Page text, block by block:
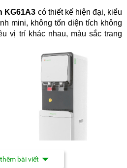
KG61A3 có thiết kế hiện đại, kiểu
mini, không tốn diện tích không
vị trí khác nhau, màu sắc trang
bài viết